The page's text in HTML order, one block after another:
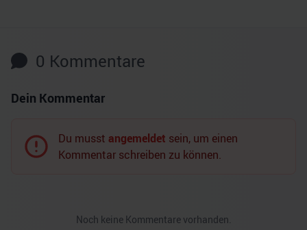
0 Kommentare
Dein Kommentar
Du musst angemeldet sein, um einen
Kommentar schreiben zu können.
Noch keine Kommentare vorhanden.